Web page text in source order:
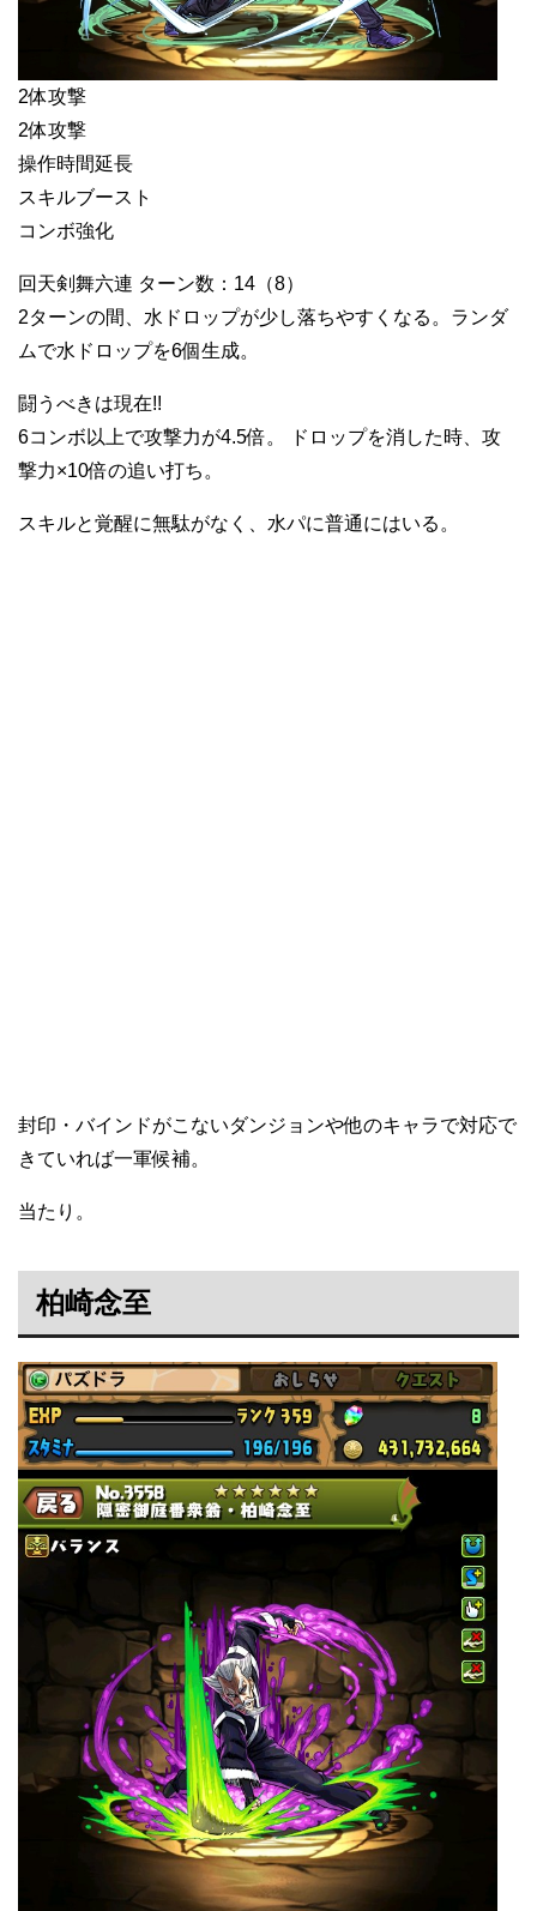
2体攻撃
2体攻撃
操作時間延長
スキルブースト
コンボ強化
回天剣舞六連 ターン数：14（8）
2ターンの間、水ドロップが少し落ちやすくなる。ランダ
ムで水ドロップを6個生成。
闘うべきは現在!!
6コンボ以上で攻撃力が4.5倍。 ドロップを消した時、攻
撃力×10倍の追い打ち。
スキルと覚醒に無駄がなく、水パに普通にはいる。
封印・バインドがこないダンジョンや他のキャラで対応で
きていれば一軍候補。
当たり。
柏崎念至